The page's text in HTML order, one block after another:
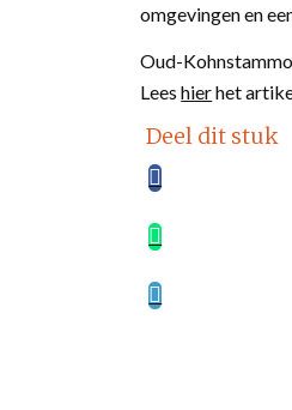
omgevingen en
Oud-
Leeshierhet
Deel dit stuk